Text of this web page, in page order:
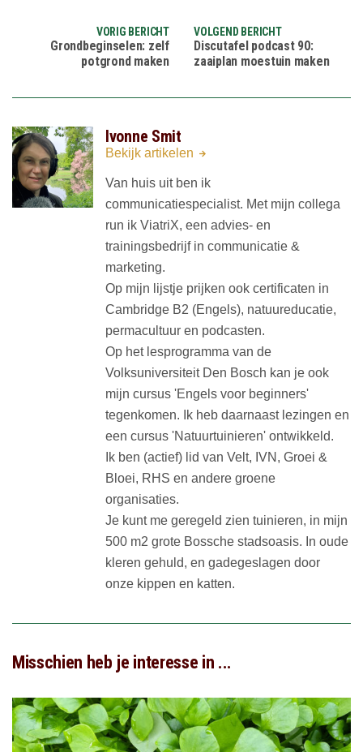
VORIG BERICHT
Grondbeginselen: zelf
potgrond maken
VOLGEND BERICHT
Discutafel podcast 90:
zaaiplan moestuin maken
Ivonne Smit
Bekijk artikelen
Van huis uit ben ik
communicatiespecialist. Met mijn collega
run ik ViatriX, een advies- en
trainingsbedrijf in communicatie &
marketing.
Op mijn lijstje prijken ook certificaten in
Cambridge B2 (Engels), natuureducatie,
permacultuur en podcasten.
Op het lesprogramma van de
Volksuniversiteit Den Bosch kan je ook
mijn cursus 'Engels voor beginners'
tegenkomen. Ik heb daarnaast lezingen en
een cursus 'Natuurtuinieren' ontwikkeld.
Ik ben (actief) lid van Velt, IVN, Groei &
Bloei, RHS en andere groene
organisaties.
Je kunt me geregeld zien tuinieren, in mijn
500 m2 grote Bossche stadsoasis. In oude
kleren gehuld, en gadegeslagen door
onze kippen en katten.
Misschien heb je interesse in ...